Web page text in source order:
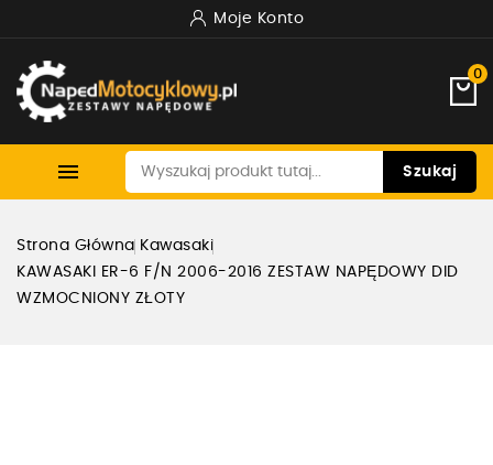
Moje Konto
0
 Szukaj
Strona Główna Kawasaki
KAWASAKI ER-6 F/N 2006-2016 ZESTAW NAPĘDOWY DID
WZMOCNIONY ZŁOTY